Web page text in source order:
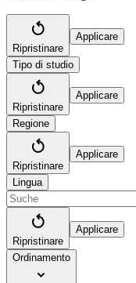
Ripristinare
Applicare
Tipo di studio
Ripristinare
Applicare
Regione
Ripristinare
Applicare
Lingua
Ripristinare
Applicare
Ordinamento